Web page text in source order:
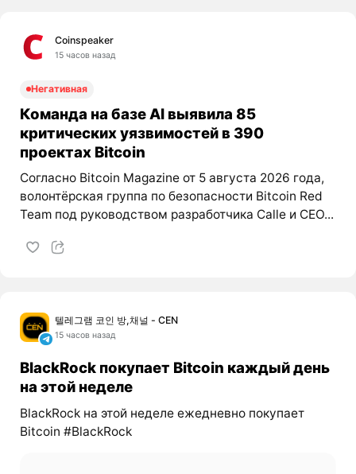
Coinspeaker
15 часов назад
Негативная
Команда на базе AI выявила 85
критических уязвимостей в 390
проектах Bitcoin
Согласно Bitcoin Magazine от 5 августа 2026 года,
волонтёрская группа по безопасности Bitcoin Red
Team под руководством разработчика Calle и CEO...
텔레그램 코인 방,채널 - CEN
15 часов назад
BlackRock покупает Bitcoin каждый день
на этой неделе
BlackRock на этой неделе ежедневно покупает
Bitcoin #BlackRock